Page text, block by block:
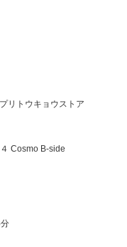
リトウキョウストア
Cosmo B-side